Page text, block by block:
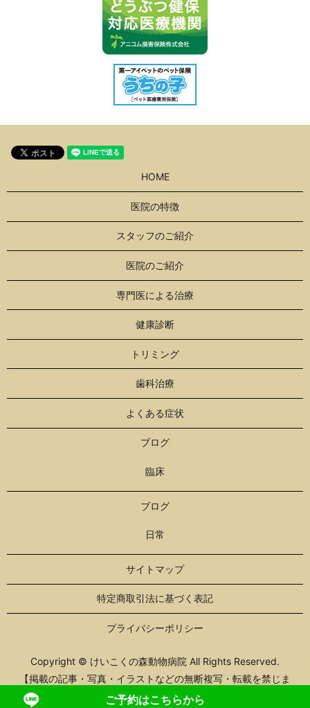
ご予約はこちらから
HOME
医院の特徴
スタッフのご紹介
医院のご紹介
専門医による治療
健康診断
トリミング
歯科治療
よくある症状
ブログ
臨床
ブログ
日常
サイトマップ
特定商取引法に基づく表記
プライバシーポリシー
Copyright © けいこくの森動物病院 All Rights Reserved.
【掲載の記事・写真・イラストなどの無断複写・転載を禁じま
す】